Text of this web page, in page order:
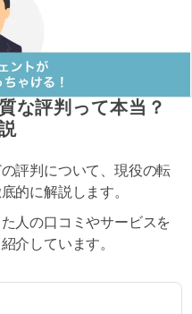
な評判って本当？
評判について、現役の転
的に解説します。
人の口コミやサービスを
介しています。